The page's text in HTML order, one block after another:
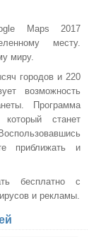
Maps 2017
месту.
миру.
городов и 220
возможность
Программа
станет
приближать и
бесплатно с
и рекламы.